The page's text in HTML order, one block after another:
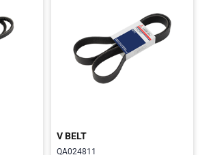
V BELT
QA024811